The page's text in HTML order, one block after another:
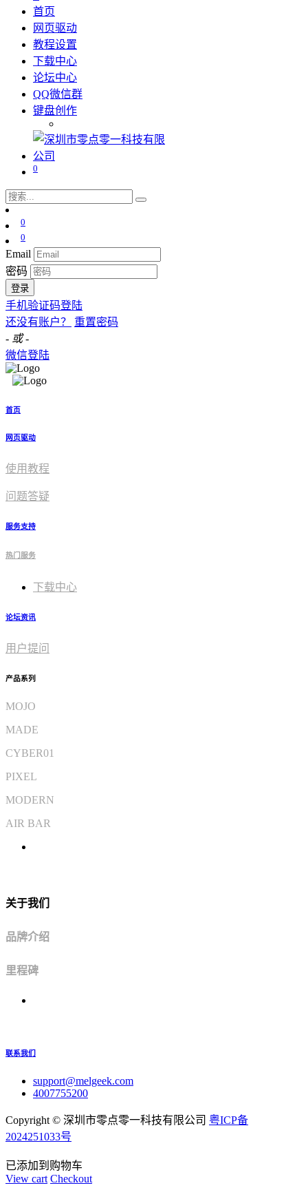
首页
网页驱动
教程设置
下载中心
论坛中心
QQ微信群
键盘创作
0
0
0
Email
密码
登录
手机验证码登陆
还没有账户？
重置密码
- 或 -
微信登陆
首页
网页驱动
使用教程​
问题答疑
服务支持
热门服务
下载中心
论坛资讯
用户提问
产品系列
MOJO
MADE
CYBER01
PIXEL
MODERN
AIR BAR
关于我们
品牌介绍
里程碑
联系我们
support@melgeek.com
4007755200
Copyright © 深圳市零点零一科技有限公司 粤ICP备
2024251033号
已添加到购物车
View cart Checkout